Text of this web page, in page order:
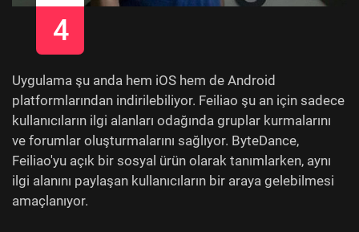
4
Uygulama şu anda hem iOS hem de Android
platformlarından indirilebiliyor. Feiliao şu an için sadece
kullanıcıların ilgi alanları odağında gruplar kurmalarını
ve forumlar oluşturmalarını sağlıyor. ByteDance,
Feiliao'yu açık bir sosyal ürün olarak tanımlarken, aynı
ilgi alanını paylaşan kullanıcıların bir araya gelebilmesi
amaçlanıyor.